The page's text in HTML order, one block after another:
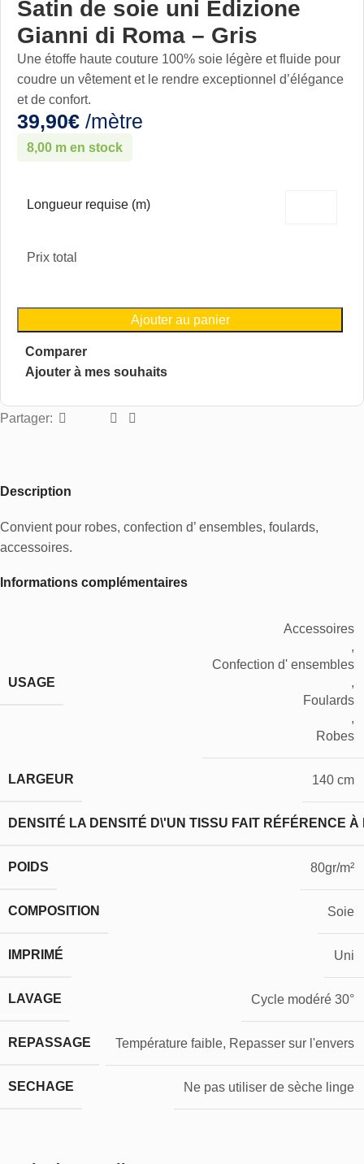
Satin de soie uni Edizione
Gianni di Roma – Gris
Une étoffe haute couture 100% soie légère et fluide pour
coudre un vêtement et le rendre exceptionnel d’élégance
et de confort.
39,90€ /mètre
8,00 m en stock
Longueur requise (m)
Prix total
Ajouter au panier
Comparer
Ajouter à mes souhaits
Partager:
Description
Convient pour robes, confection d’ ensembles, foulards,
accessoires.
Informations complémentaires
USAGE
Accessoires
,
Confection d' ensembles
,
Foulards
,
Robes
LARGEUR 140 cm
DENSITÉ LA DENSITÉ D\'UN TISSU FAIT RÉFÉRENCE
POIDS 80gr/m²
COMPOSITION Soie
IMPRIMÉ Uni
LAVAGE Cycle modéré 30°
REPASSAGE Température faible, Repasser sur l'envers
SECHAGE Ne pas utiliser de sèche linge